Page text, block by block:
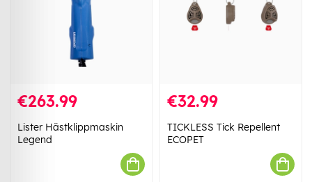
€263.99
Lister Hästklippmaskin
Legend
€32.99
TICKLESS Tick Repellent
ECOPET